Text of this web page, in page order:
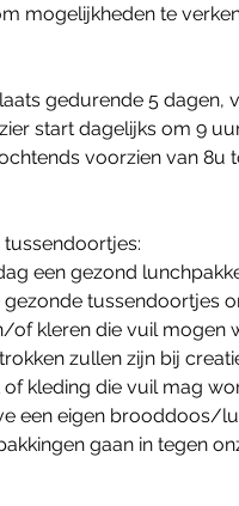
mogelijkheden te
gedurende 5
start dagelijks om 9
voorzien van 8u
tussendoortjes:
een gezond
tussendoortjes
of kleren die vuil mogen
zullen zijn bij
kleding die vuil mag
een eigen brooddoos/
gaan in tegen